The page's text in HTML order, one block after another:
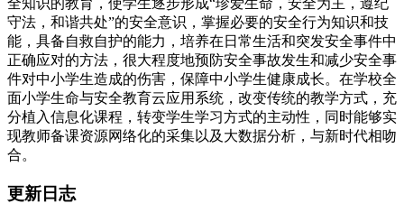
全知识的教育，使学生逐步形成“珍爱生命，安全为主，遵纪
守法，和谐共处”的安全意识，掌握必要的安全行为知识和技
能，具备自救自护的能力，培养在日常生活和突发安全事件中
正确应对的方法，很大程度地预防安全事故发生和减少安全事
件对中小学生造成的伤害，保障中小学生健康成长。在学校全
面小学生命与安全教育云应用系统，改变传统的教学方式，充
分植入信息化课程，转变学生学习方式的主动性，同时能够实
现教师备课资源网络化的采集以及大数据分析，与新时代相吻
合。
更新日志